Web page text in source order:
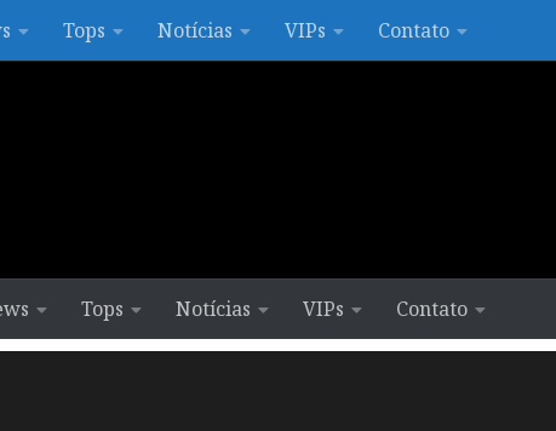
Tops Notícias VIPs Contato
Tops Notícias VIPs Contato